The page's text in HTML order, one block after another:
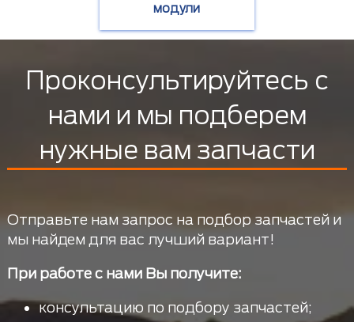
модули
Проконсультируйтесь с
нами и мы подберем
нужные вам запчасти
Отправьте нам запрос на подбор запчастей и
мы найдем для вас лучший вариант!
При работе с нами Вы получите:
консультацию по подбору запчастей;